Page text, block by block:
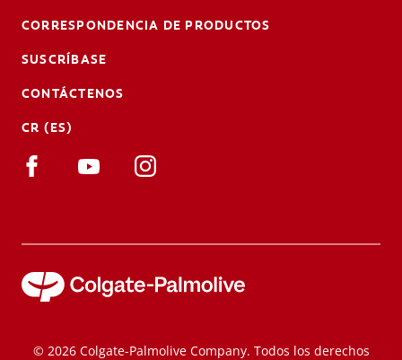
CORRESPONDENCIA DE PRODUCTOS
SUSCRÍBASE
CONTÁCTENOS
CR (ES)
© 2026 Colgate-Palmolive Company. Todos los derechos